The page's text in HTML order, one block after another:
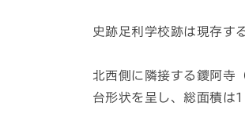
史跡足利学校跡は現存す
北西側に隣接する鑁阿寺
台形状を呈し、総面積は